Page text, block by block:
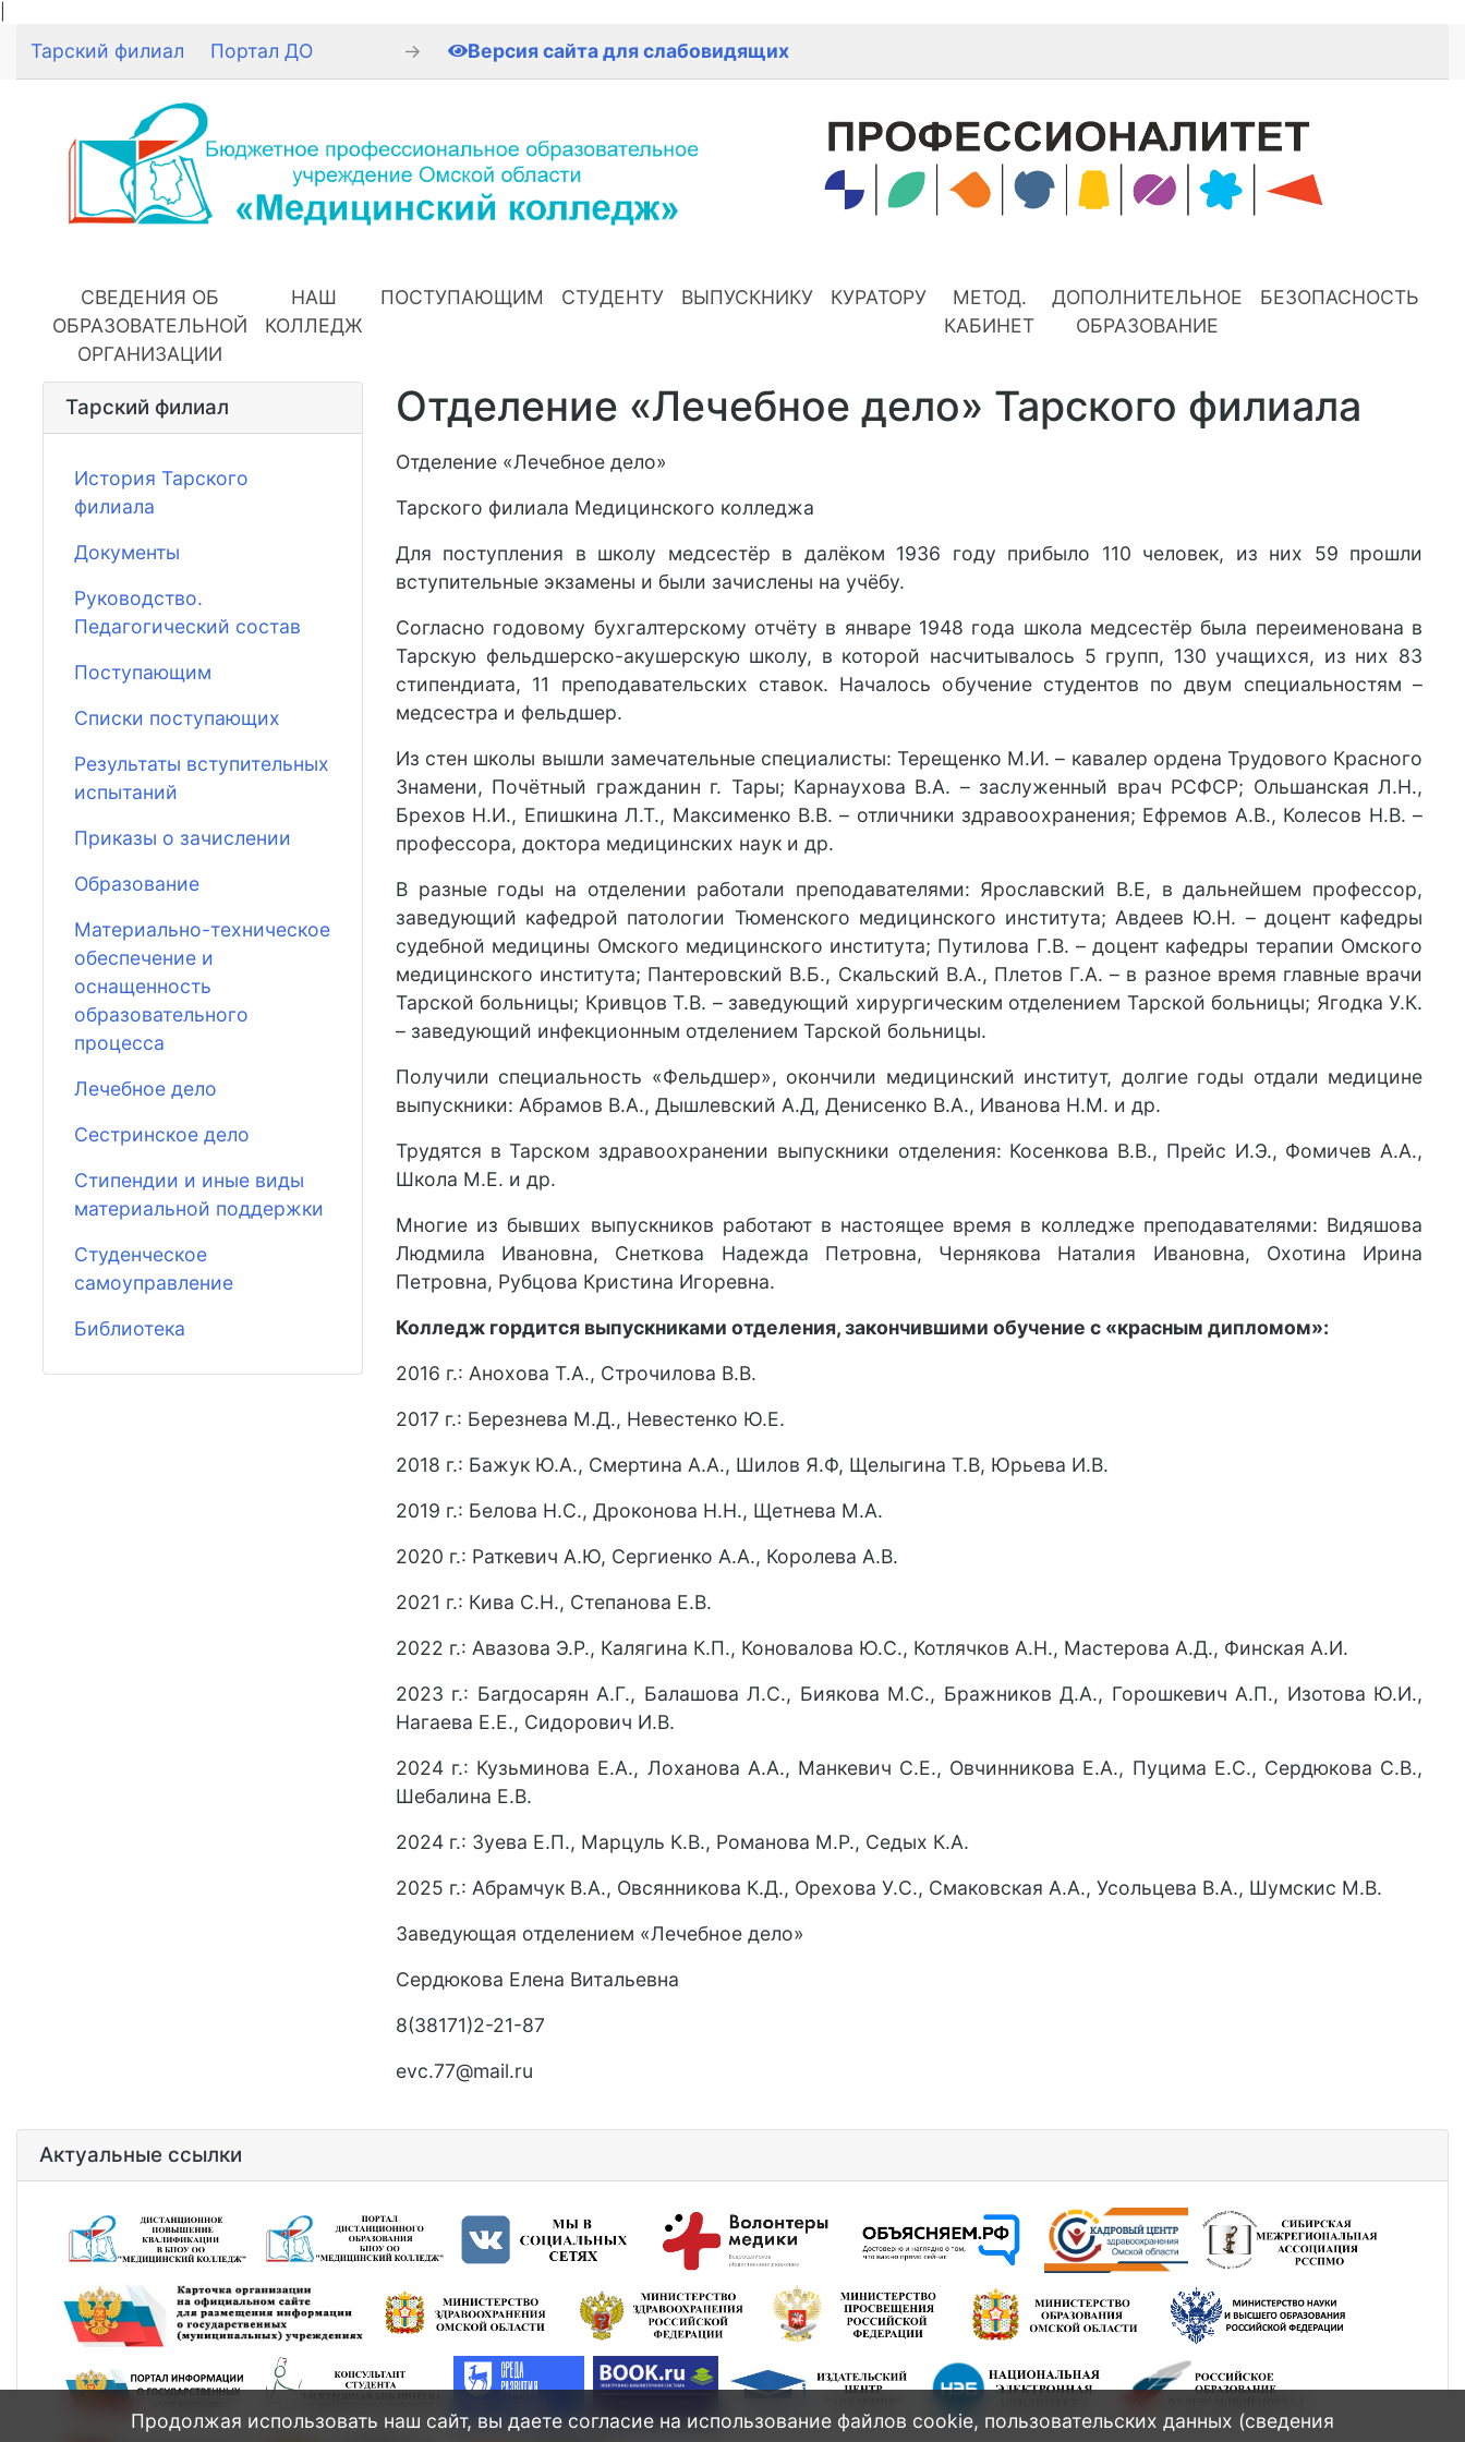
Тарский филиал Портал ДО → Версия сайта для слабовидящих
СВЕДЕНИЯ ОБ
ОБРАЗОВАТЕЛЬНОЙ
ОРГАНИЗАЦИИ
НАШ
КОЛЛЕДЖ
ПОСТУПАЮЩИМ СТУДЕНТУ ВЫПУСКНИКУ КУРАТОРУ
МЕТОД.
КАБИНЕТ
ДОПОЛНИТЕЛЬНОЕ
ОБРАЗОВАНИЕ
БЕЗОПАСНОСТЬ
Отделение «Лечебное дело» Тарского филиала
Отделение «Лечебное дело»
Тарского филиала Медицинского колледжа
Для поступления в школу медсестёр в далёком 1936 году прибыло 110 человек, из них 59 прошли
вступительные экзамены и были зачислены на учёбу.
Согласно годовому бухгалтерскому отчёту в январе 1948 года школа медсестёр была переименована в
Тарскую фельдшерско-акушерскую школу, в которой насчитывалось 5 групп, 130 учащихся, из них 83
стипендиата, 11 преподавательских ставок. Началось обучение студентов по двум специальностям –
медсестра и фельдшер.
Из стен школы вышли замечательные специалисты: Терещенко М.И. – кавалер ордена Трудового Красного
Знамени, Почётный гражданин г. Тары; Карнаухова В.А. – заслуженный врач РСФСР; Ольшанская Л.Н.,
Брехов Н.И., Епишкина Л.Т., Максименко В.В. – отличники здравоохранения; Ефремов А.В., Колесов Н.В. –
профессора, доктора медицинских наук и др.
В разные годы на отделении работали преподавателями: Ярославский В.Е, в дальнейшем профессор,
заведующий кафедрой патологии Тюменского медицинского института; Авдеев Ю.Н. – доцент кафедры
судебной медицины Омского медицинского института; Путилова Г.В. – доцент кафедры терапии Омского
медицинского института; Пантеровский В.Б., Скальский В.А., Плетов Г.А. – в разное время главные врачи
Тарской больницы; Кривцов Т.В. – заведующий хирургическим отделением Тарской больницы; Ягодка У.К.
– заведующий инфекционным отделением Тарской больницы.
Получили специальность «Фельдшер», окончили медицинский институт, долгие годы отдали медицине
выпускники: Абрамов В.А., Дышлевский А.Д, Денисенко В.А., Иванова Н.М. и др.
Трудятся в Тарском здравоохранении выпускники отделения: Косенкова В.В., Прейс И.Э., Фомичев А.А.,
Школа М.Е. и др.
Многие из бывших выпускников работают в настоящее время в колледже преподавателями: Видяшова
Людмила Ивановна, Снеткова Надежда Петровна, Чернякова Наталия Ивановна, Охотина Ирина
Петровна, Рубцова Кристина Игоревна.
Колледж гордится выпускниками отделения, закончившими обучение с «красным дипломом»:
2016 г.: Анохова Т.А., Строчилова В.В.
2017 г.: Березнева М.Д., Невестенко Ю.Е.
2018 г.: Бажук Ю.А., Смертина А.А., Шилов Я.Ф, Щелыгина Т.В, Юрьева И.В.
2019 г.: Белова Н.С., Дроконова Н.Н., Щетнева М.А.
2020 г.: Раткевич А.Ю, Сергиенко А.А., Королева А.В.
2021 г.: Кива С.Н., Степанова Е.В.
2022 г.: Авазова Э.Р., Калягина К.П., Коновалова Ю.С., Котлячков А.Н., Мастерова А.Д., Финская А.И.
2023 г.: Багдосарян А.Г., Балашова Л.С., Биякова М.С., Бражников Д.А., Горошкевич А.П., Изотова Ю.И.,
Нагаева Е.Е., Сидорович И.В.
2024 г.: Кузьминова Е.А., Лоханова А.А., Манкевич С.Е., Овчинникова Е.А., Пуцима Е.С., Сердюкова С.В.,
Шебалина Е.В.
2024 г.: Зуева Е.П., Марцуль К.В., Романова М.Р., Седых К.А.
2025 г.: Абрамчук В.А., Овсянникова К.Д., Орехова У.С., Смаковская А.А., Усольцева В.А., Шумскис М.В.
Заведующая отделением «Лечебное дело»
Сердюкова Елена Витальевна
8(38171)2-21-87
evc.77@mail.ru
Тарский филиал
История Тарского
филиала
Документы
Руководство.
Педагогический состав
Поступающим
Списки поступающих
Результаты вступительных
испытаний
Приказы о зачислении
Образование
Материально-техническое
обеспечение и
оснащенность
образовательного
процесса
Лечебное дело
Сестринское дело
Стипендии и иные виды
материальной поддержки
Студенческое
самоуправление
Библиотека
Актуальные ссылки
Продолжая использовать наш сайт, вы даете согласие на использование файлов cookie, пользовательских данных (сведения